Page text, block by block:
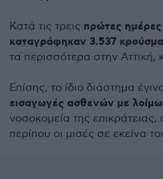
Κατά τις τρεις πρώτες
καταγράφηκαν 3.537
τα περισσότερα στην Αττική,
Επίσης, το ίδιο διάστημα
εισαγωγές ασθενών με
νοσοκομεία της επικράτειας,
περίπου οι μισές σε εκείνα